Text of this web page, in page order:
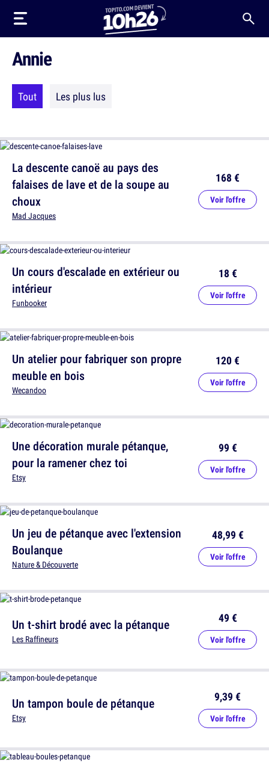
Annie
Tout Les plus lus
La descente canoë au pays des
falaises de lave et de la soupe au
choux
Mad Jacques
168 €
Voir l'offre
Un atelier pour fabriquer son propre
meuble en bois
Wecandoo
120 €
Voir l'offre
Un jeu de pétanque avec l'extension
Boulanque
Nature & Découverte
48,99 €
Voir l'offre
Un cours d'escalade en extérieur ou
intérieur
Funbooker
18 €
Voir l'offre
Une décoration murale pétanque,
pour la ramener chez toi
Etsy
99 €
Voir l'offre
Un t-shirt brodé avec la pétanque
Les Raffineurs
49 €
Voir l'offre
Un tampon boule de pétanque
Etsy
9,39 €
Voir l'offre